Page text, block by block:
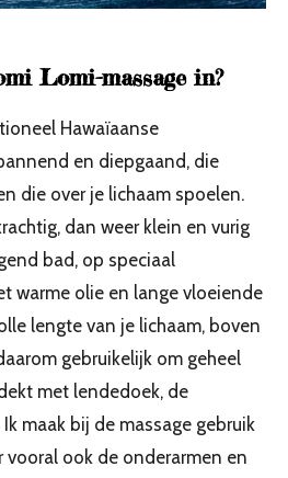
Lomi-massage in?
Hawaïaanse
en diepgaand, die
die over je lichaam spoelen.
dan weer klein en vurig
bad, op speciaal
warme olie en lange vloeiende
lengte van je lichaam, boven
gebruikelijk om geheel
met lendedoek, de
maak bij de massage gebruik
vooral ook de onderarmen en